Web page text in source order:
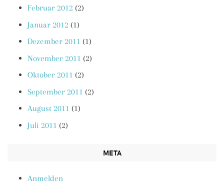
Februar 2012 (2)
Januar 2012 (1)
Dezember 2011 (1)
November 2011 (2)
Oktober 2011 (2)
September 2011 (2)
August 2011 (1)
Juli 2011 (2)
META
Anmelden